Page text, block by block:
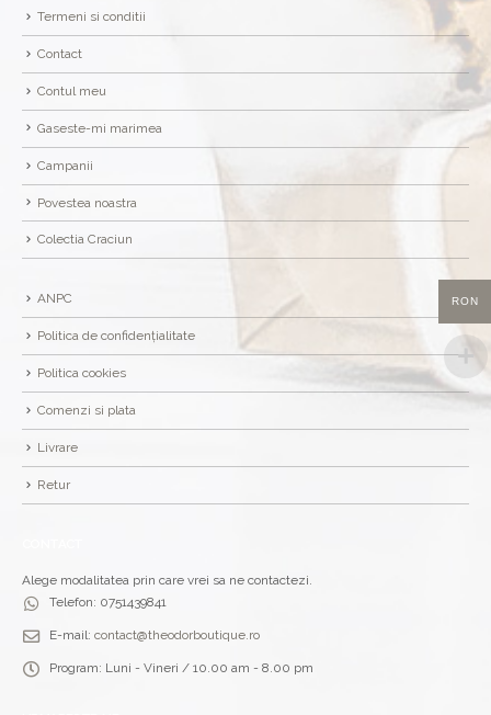
Termeni si conditii
Contact
Contul meu
Gaseste-mi marimea
Campanii
Povestea noastra
Colectia Craciun
ANPC
Politica de confidențialitate
Politica cookies
Comenzi si plata
Livrare
Retur
Alege modalitatea prin care vrei sa ne contactezi.
Telefon: 0751439841
E-mail: contact@theodorboutique.ro
Program: Luni - Vineri / 10.00 am - 8.00 pm
RON